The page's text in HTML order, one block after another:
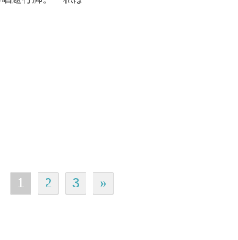
1 2 3 »